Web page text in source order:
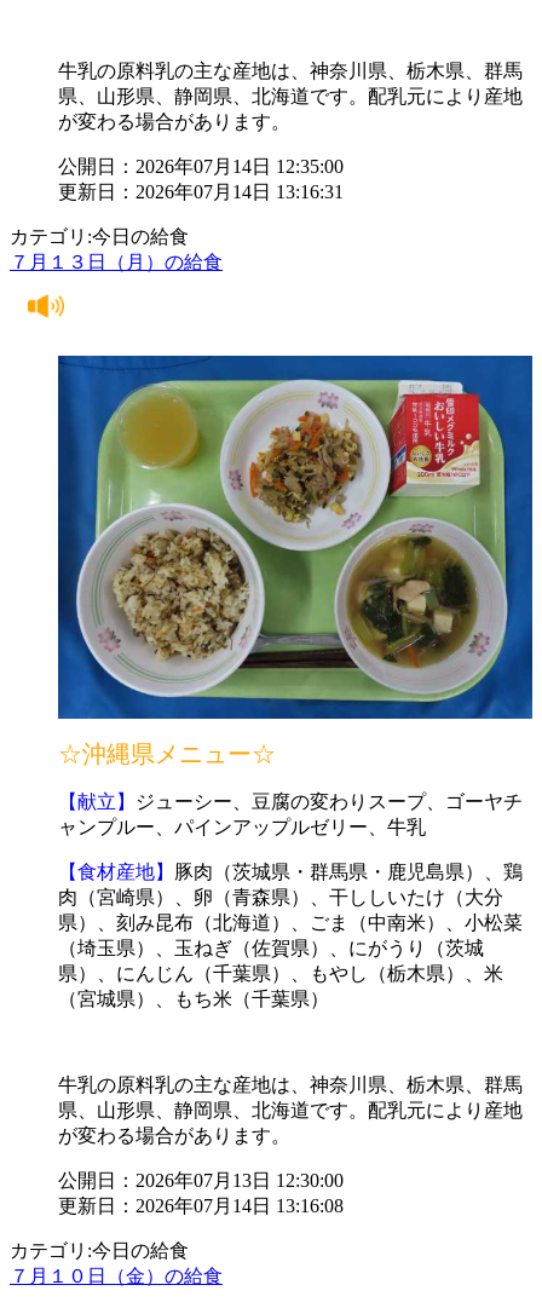
牛乳の原料乳の主な産地は、神奈川県、栃木県、群馬
県、山形県、静岡県、北海道です。配乳元により産地
が変わる場合があります。
公開日：2026年07月14日 12:35:00
更新日：2026年07月14日 13:16:31
カテゴリ:今日の給食
７月１３日（月）の給食
☆沖縄県メニュー☆
【献立】
ジューシー、豆腐の変わりスープ、ゴーヤチ
ャンプルー、パインアップルゼリー、牛乳
【食材産地】 豚肉（茨城県・群馬県・鹿児島県）、鶏
肉（宮崎県）、卵（青森県）、干ししいたけ（大分
県）、刻み昆布（北海道）、ごま（中南米）、小松菜
（埼玉県）、玉ねぎ（佐賀県）、にがうり（茨城
県）、にんじん（千葉県）、もやし（栃木県）、米
（宮城県）、もち米（千葉県）
牛乳の原料乳の主な産地は、神奈川県、栃木県、群馬
県、山形県、静岡県、北海道です。配乳元により産地
が変わる場合があります。
公開日：2026年07月13日 12:30:00
更新日：2026年07月14日 13:16:08
カテゴリ:今日の給食
７月１０日（金）の給食